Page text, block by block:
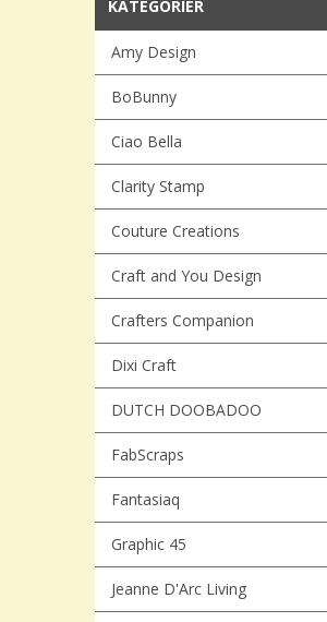
KATEGORIER
Amy Design
BoBunny
Ciao Bella
Clarity Stamp
Couture Creations
Craft and You Design
Crafters Companion
Dixi Craft
DUTCH DOOBADOO
FabScraps
Fantasiaq
Graphic 45
Jeanne D'Arc Living